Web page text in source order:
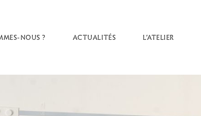
NOUS ? ACTUALITÉS L’ATELIER